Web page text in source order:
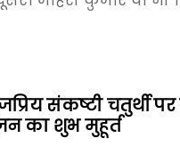
संकष्टी चतुर्थी
का शुभ मुहूर्त